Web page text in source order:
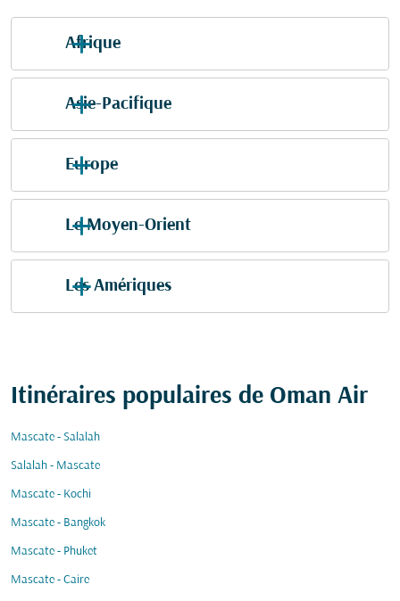
Afrique
Asie-Pacifique
Europe
Le Moyen-Orient
Les Amériques
Itinéraires populaires de Oman Air
Mascate - Salalah
Salalah - Mascate
Mascate - Kochi
Mascate - Bangkok
Mascate - Phuket
Mascate - Caire